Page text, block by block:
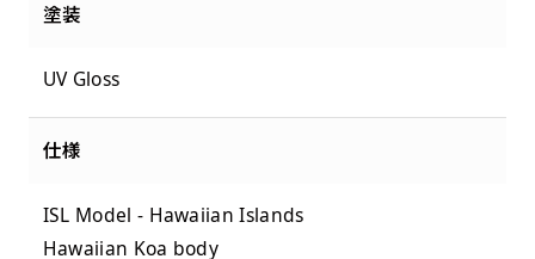
塗装
UV Gloss
仕様
ISL Model - Hawaiian Islands
Hawaiian Koa body